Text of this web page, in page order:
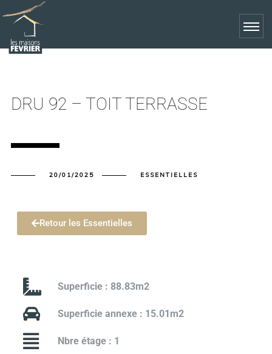
DRU 92 – TOIT TERRASSE
20/01/2025 ESSENTIELLES
Retour les Essentielles
Superficie : 88.83m2
Superficie annexe : 15.01m2
Nbre étage : 1